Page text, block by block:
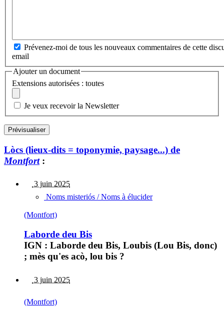
Prévenez-moi de tous les nouveaux commentaires de cette
email
Ajouter un document
Extensions autorisées : toutes
Je veux recevoir la Newsletter
Lòcs (lieux-dits = toponymie, paysage...) de
Montfort:
3 juin 2025
Noms misteriós / Noms à élucider
(Montfort)
Laborde deu Bis
IGN : Laborde deu Bis, Loubis (Lou Bis, donc)
; mès qu'es acò, lou bis ?
3 juin 2025
(Montfort)